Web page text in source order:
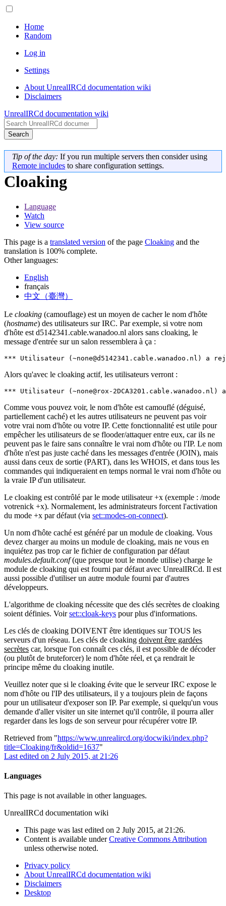
Home
Random
Log in
Settings
About UnrealIRCd documentation wiki
Disclaimers
UnrealIRCd documentation wiki
Search
Tip of the day: If you run multiple servers then consider using
Remote includes to share configuration settings.
Cloaking
Language
Watch
View source
This page is a translated version of the page Cloaking and the
translation is 100% complete.
Other languages:
English
français
中文（臺灣）
Le cloaking (camouflage) est un moyen de cacher le nom d'hôte
(hostname) des utilisateurs sur IRC. Par exemple, si votre nom
d'hôte est d5142341.cable.wanadoo.nl alors sans cloaking, le
message d'entrée sur un salon ressemblera à ça :
*** Utilisateur ( ~none@d5142341.cable.wanadoo.nl ) a
Alors qu'avec le cloaking actif, les utilisateurs verront :
*** Utilisateur ( ~none@rox-2DCA3201.cable.wanadoo.nl )
Comme vous pouvez voir, le nom d'hôte est camouflé (déguisé,
partiellement caché) et les autres utilisateurs ne peuvent pas voir
votre vrai nom d'hôte ou votre IP. Cette fonctionnalité est utile pour
empêcher les utilisateurs de se flooder/attaquer entre eux, car ils ne
peuvent pas le faire sans connaître le vrai nom d'hôte ou l'IP. Le nom
d'hôte n'est pas juste caché dans les messages d'entrée (JOIN), mais
aussi dans ceux de sortie (PART), dans les WHOIS, et dans tous les
commandes qui indiqueraient en temps normal le vrai nom d'hôte ou
la vraie IP d'un utilisateur.
Le cloaking est contrôlé par le mode utilisateur +x (exemple : /mode
votrenick +x). Normalement, les administrateurs forcent l'activation
du mode +x par défaut (via set::modes-on-connect).
Un nom d'hôte caché est généré par un module de cloaking. Vous
devez charger au moins un module de cloaking, mais ne vous en
inquiétez pas trop car le fichier de configuration par défaut
modules.default.conf(que presque tout le monde utilise) charge le
module de cloaking qui est fourni par défaut avec UnrealIRCd. Il est
aussi possible d'utiliser un autre module fourni par d'autres
développeurs.
L'algorithme de cloaking nécessite que des clés secrètes de cloaking
soient définies. Voirset::cloak-keys pour plus d'informations.
Les clés de cloaking DOIVENT être identiques sur TOUS les
serveurs d'un réseau. Les clés de cloaking doivent être gardées
secrètes car, lorsque l'on connaît ces clés, il est possible de décoder
(ou plutôt de bruteforcer) le nom d'hôte réel, et ça rendrait le
principe même du cloaking inutile.
Veuillez noter que si le cloaking évite que le serveur IRC expose le
nom d'hôte ou l'IP des utilisateurs, il y a toujours plein de façons
pour un utilisateur d'exposer son IP. Par exemple, si quelqu'un vous
demande d'aller visiter un site internet qu'il contrôle, il pourra aller
regarder dans les logs de son serveur pour récupérer votre IP.
Retrieved from "https://www.unrealircd.org/docwiki/index.php?
title=Cloaking/fr&oldid=1637"
Last edited on 2 July 2015, at 21:26
Languages
This page is not available in other languages.
UnrealIRCd documentation wiki
This page was last edited on 2 July 2015, at 21:26.
Content is available underCreative Commons Attribution
unless otherwise noted.
Privacy policy
About UnrealIRCd documentation wiki
Disclaimers
Desktop